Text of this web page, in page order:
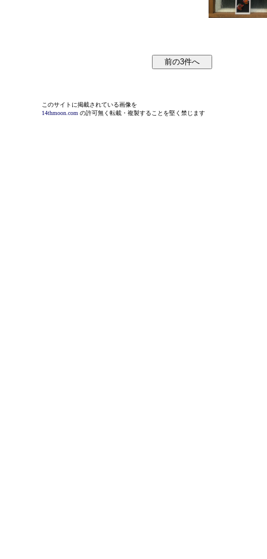
このサイトに掲載されている画像を
14thmoon.com の許可無く転載・複製することを堅く禁じます